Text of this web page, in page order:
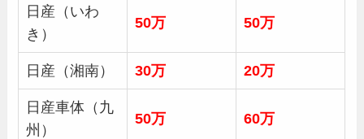
日産（いわ
き）
50万 50万
日産（湘南） 30万 20万
日産車体（九
州）
50万 60万